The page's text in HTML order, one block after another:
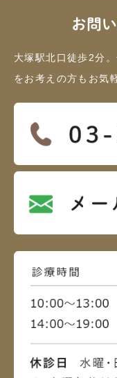
お問
大塚駅北口徒歩2分
をお考えの方もお気